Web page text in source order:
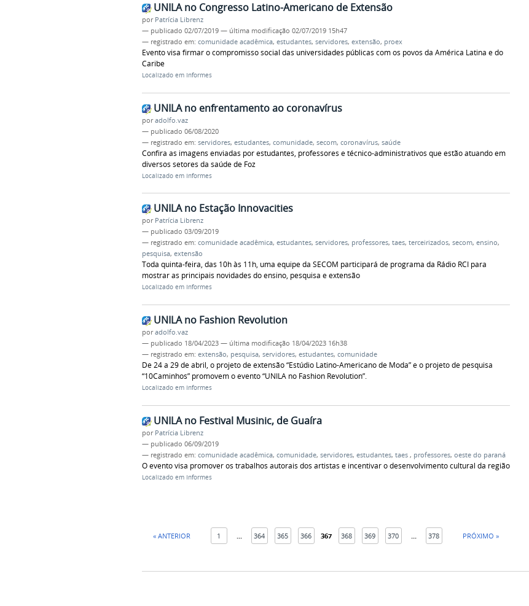
UNILA no Congresso Latino-Americano de Extensão
por Patrícia Librenz
— publicado 02/07/2019 — última modificação 02/07/2019 15h47
— registrado em: comunidade acadêmica, estudantes, servidores, extensão, proex
Evento visa firmar o compromisso social das universidades públicas com os povos da América Latina e do
Caribe
Localizado em Informes
UNILA no enfrentamento ao coronavírus
poradolfo.vaz
— publicado 06/08/2020
— registrado em: servidores, estudantes, comunidade, secom, coronavírus, saúde
Confira as imagens enviadas por estudantes, professores e técnico-administrativos que estão atuando em
diversos setores da saúde de Foz
Localizado em Informes
UNILA no Estação Innovacities
por Patrícia Librenz
— publicado 03/09/2019
— registrado em: comunidade acadêmica, estudantes, servidores, professores, taes, terceirizados, secom, ensino,
pesquisa, extensão
Toda quinta-feira, das 10h às 11h, uma equipe da SECOM participará de programa da Rádio RCI para
mostrar as principais novidades do ensino, pesquisa e extensão
Localizado em Informes
UNILA no Fashion Revolution
poradolfo.vaz
— publicado 18/04/2023 — última modificação 18/04/2023 16h38
— registrado em: extensão, pesquisa, servidores, estudantes, comunidade
De 24 a 29 de abril, o projeto de extensão “Estúdio Latino-Americano de Moda” e o projeto de pesquisa
“10Caminhos” promovem o evento “UNILA no Fashion Revolution”.
Localizado em Informes
UNILA no Festival Musinic, de Guaíra
por Patrícia Librenz
— publicado 06/09/2019
— registrado em: comunidade acadêmica, comunidade, servidores, estudantes, taes , professores, oeste do paraná
O evento visa promover os trabalhos autorais dos artistas e incentivar o desenvolvimento cultural da região
Localizado em Informes
« ANTERIOR 1 364 365 366 367 368 369 370 378 PRÓXIMO »